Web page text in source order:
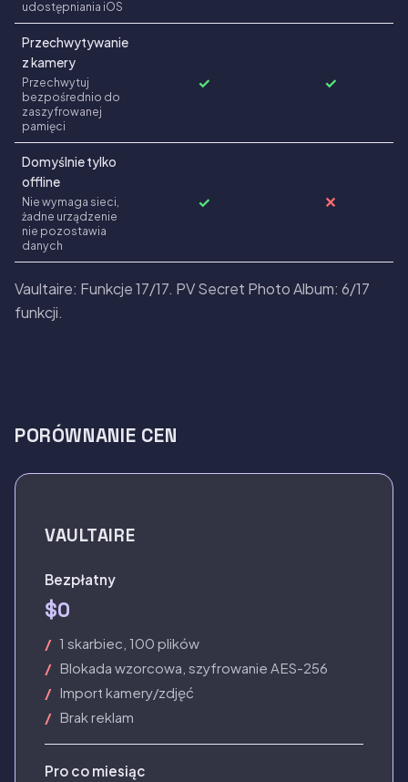
udostępniania iOS
Przechwytywanie
z kamery
Przechwytuj
bezpośrednio do
zaszyfrowanej
pamięci
✓ ✓
Domyślnie tylko
offline
Nie wymaga sieci,
żadne urządzenie
nie pozostawia
danych
✓ ✕
Vaultaire: Funkcje 17/17. PV Secret Photo Album: 6/17
funkcji.
PORÓWNANIE CEN
VAULTAIRE
Bezpłatny
$0
1 skarbiec, 100 plików
Blokada wzorcowa, szyfrowanie AES-256
Import kamery/zdjęć
Brak reklam
Pro co miesiąc